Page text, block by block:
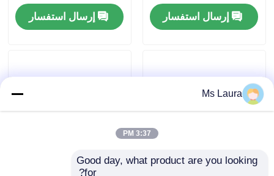
مراقبة الجودة
أخبار
صمام غاز البوتان
التسرب للمواقد
المحمولةإرسال استفسار
صمام تنظيم تدفق الغاز
المقاوم للتآكل من
إرسال استفسار
Ms Laura
3:37 PM
Good day, what product are you looking
for?